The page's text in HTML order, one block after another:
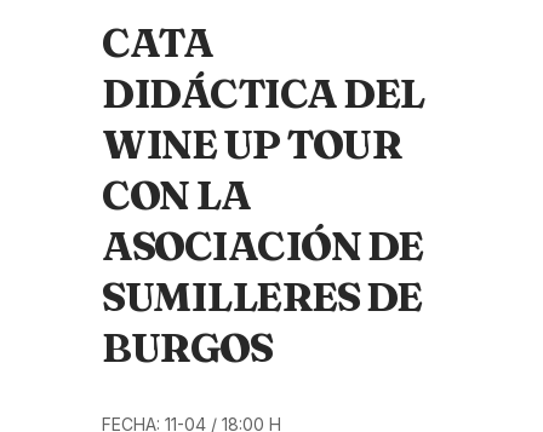
CATA
DIDÁCTICA DEL
WINE UP TOUR
CON LA
ASOCIACIÓN DE
SUMILLERES DE
BURGOS
FECHA: 11-04 / 18:00 H